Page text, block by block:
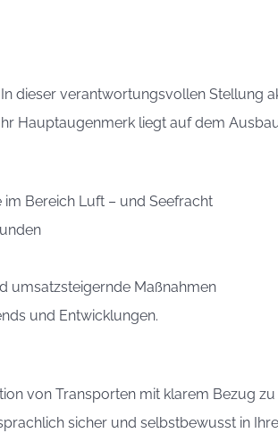
dieser verantwortungsvollen Stellung
Hauptaugenmerk liegt auf dem
Bereich Luft – und Seefracht
umsatzsteigernde Maßnahmen
und Entwicklungen.
von Transporten mit klarem Bezug
sicher und selbstbewusst in